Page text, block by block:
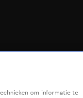
om informatie te